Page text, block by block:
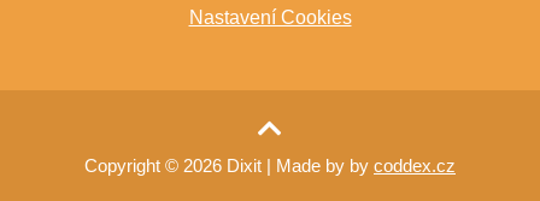
Nastavení Cookies
Copyright © 2026 Dixit | Made by by coddex.cz